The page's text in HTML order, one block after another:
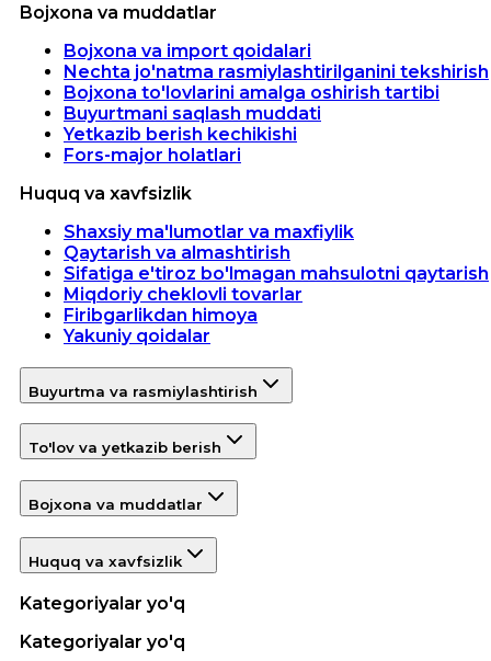
Bojxona va muddatlar
Bojxona va import qoidalari
Nechta jo'natma rasmiylashtirilganini tekshirish
Bojxona to'lovlarini amalga oshirish tartibi
Buyurtmani saqlash muddati
Yetkazib berish kechikishi
Fors-major holatlari
Huquq va xavfsizlik
Shaxsiy ma'lumotlar va maxfiylik
Qaytarish va almashtirish
Sifatiga e'tiroz bo'lmagan mahsulotni qaytarish
Miqdoriy cheklovli tovarlar
Firibgarlikdan himoya
Yakuniy qoidalar
Buyurtma va rasmiylashtirish
To'lov va yetkazib berish
Bojxona va muddatlar
Huquq va xavfsizlik
Kategoriyalar yo'q
Kategoriyalar yo'q